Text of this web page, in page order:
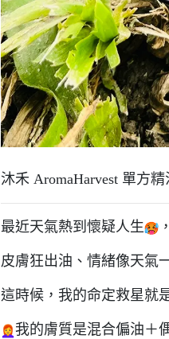
沐禾 AromaHarvest 單方精
最近天氣熱到懷疑人生 ，
皮膚狂出油、情緒像天氣
這時候，我的命定救星就
我的膚質是混合偏油＋